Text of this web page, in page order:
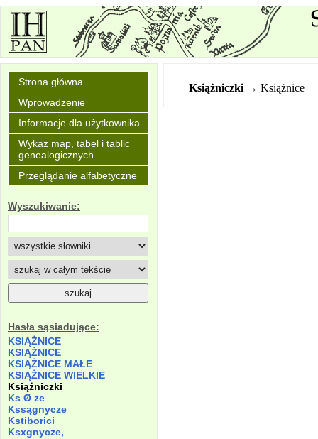
Strona główna
Wprowadzenie
Informacje dla użytkownika
Wykaz map, tabel i tablic
genealogicznych
Przeglądanie alfabetyczne
Wyszukiwanie:
Hasła sąsiadujące:
KSIĄŻNICE
KSIĄŻNICE
KSIĄŻNICE MAŁE
KSIĄŻNICE WIELKIE
Książniczki
Ks Ø ze
Kssągnycze
Kstiborici
Ksxgnycze,
Książniczki → Książnice